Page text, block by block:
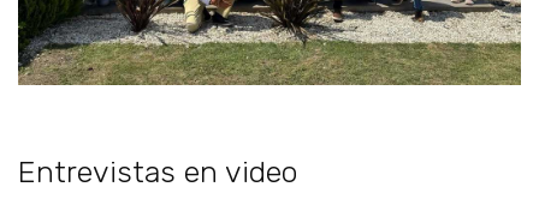
Entrevistas en video